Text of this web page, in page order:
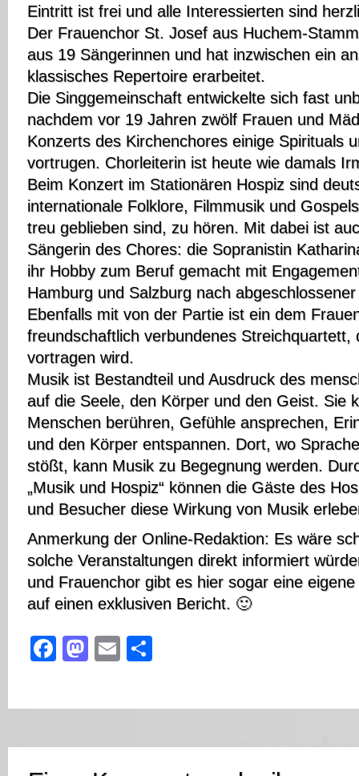
Eintritt ist frei und alle Interessierten sind
Der Frauenchor St. Josef aus Huchem-
aus 19 Sängerinnen und hat inzwischen ein
klassisches Repertoire erarbeitet.
Die Singgemeinschaft entwickelte sich fast
nachdem vor 19 Jahren zwölf Frauen und
Konzerts des Kirchenchores einige Spirituals
vortrugen. Chorleiterin ist heute wie damals
Beim Konzert im Stationären Hospiz sind
internationale Folklore, Filmmusik und
treu geblieben sind, zu hören. Mit dabei ist
Sängerin des Chores: die Sopranistin
ihr Hobby zum Beruf gemacht mit
Hamburg und Salzburg nach
Ebenfalls mit von der Partie ist ein dem
freundschaftlich verbundenes Streichquartett,
vortragen wird.
Musik ist Bestandteil und Ausdruck des
auf die Seele, den Körper und den Geist. Sie
Menschen berühren, Gefühle ansprechen,
und den Körper entspannen. Dort, wo
stößt, kann Musik zu Begegnung werden.
„Musik und Hospiz“ können die Gäste des
und Besucher diese Wirkung von Musik
Anmerkung der Online-Redaktion: Es wäre
solche Veranstaltungen direkt informiert
und Frauenchor gibt es hier sogar eine eigene
auf einen exklusiven Bericht. 🙂
Facebook
Mastodon
Email